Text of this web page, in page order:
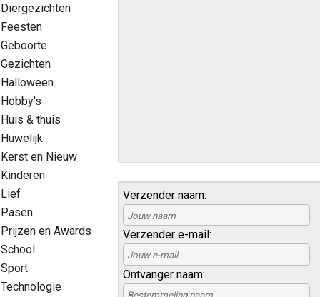
Diergezichten
Feesten
Geboorte
Gezichten
Halloween
Hobby's
Huis & thuis
Huwelijk
Kerst en Nieuw
Kinderen
Lief
Pasen
Prijzen en Awards
School
Sport
Technologie
Verzender naam:
Verzender e-mail:
Ontvanger naam: